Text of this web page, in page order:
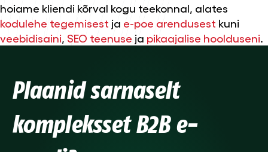
hoiame kliendi kõrval kogu teekonnal, alates
kodulehe tegemisest ja e-poe arendusest kuni
veebidisaini SEO teenuse ja pikaajalise hoolduseni.
Plaanid sarnaselt
kompleksset B2B e-